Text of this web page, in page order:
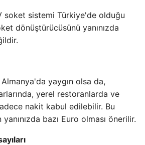
soket sistemi Türkiye'de olduğu
dönüştürücüsünü yanınızda
yaygın olsa da,
yerel restoranlarda ve
nakit kabul edilebilir. Bu
bazı Euro olması önerilir.